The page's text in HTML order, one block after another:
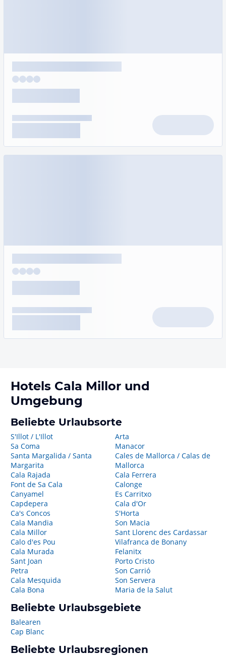
Hotels Cala Millor und
Umgebung
Beliebte Urlaubsorte
S'Illot / L'Illot
Sa Coma
Santa Margalida / Santa
Margarita
Cala Rajada
Font de Sa Cala
Canyamel
Capdepera
Ca's Concos
Cala Mandia
Cala Millor
Calo d'es Pou
Cala Murada
Sant Joan
Petra
Cala Mesquida
Cala Bona
Arta
Manacor
Cales de Mallorca / Calas de
Mallorca
Cala Ferrera
Calonge
Es Carritxo
Cala d'Or
S'Horta
Son Macia
Sant Llorenc des Cardassar
Vilafranca de Bonany
Felanitx
Porto Cristo
Son Carrió
Son Servera
Maria de la Salut
Beliebte Urlaubsgebiete
Balearen
Cap Blanc
Beliebte Urlaubsregionen